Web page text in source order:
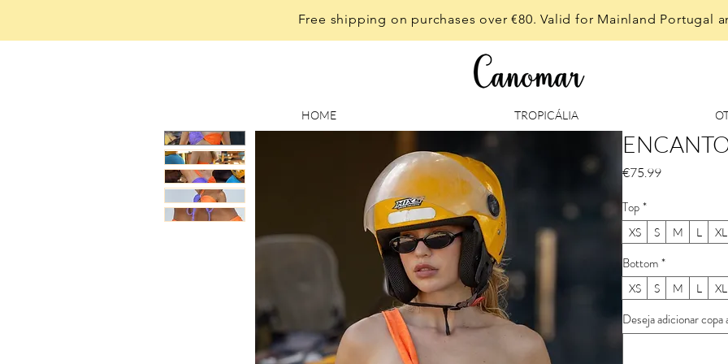
Free shipping on purchases over €80. Valid for Mainland Portugal
HOME TROPICÁLIA
€75.99Price
Top*
XS S M L XL
Bottom*
XS S M L XL
Deseja adicionar copa